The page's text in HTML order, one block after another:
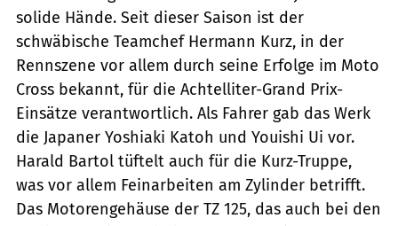
solide Hände. Seit dieser Saison ist der
schwäbische Teamchef Hermann Kurz, in der
Rennszene vor allem durch seine Erfolge im Moto
Cross bekannt, für die Achtelliter-Grand Prix-
Einsätze verantwortlich. Als Fahrer gab das Werk
die Japaner Yoshiaki Katoh und Youishi Ui vor.
Harald Bartol tüftelt auch für die Kurz-Truppe,
was vor allem Feinarbeiten am Zylinder betrifft.
Das Motorengehäuse der TZ 125, das auch bei den